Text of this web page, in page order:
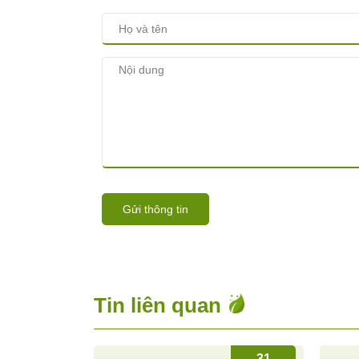
Gửi thông tin
Tin liên quan